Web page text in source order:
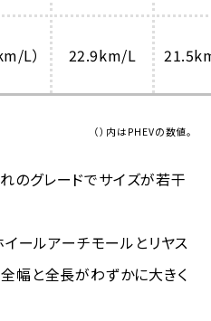
L） 22.9km/L
（）内はPHEVの数値。
のグレードでサイズが若干
ールアーチモールとリヤス
全幅と全長がわずかに大きく